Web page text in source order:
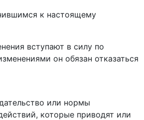
к настоящему
вступают в силу по
он обязан отказаться
или нормы
которые приводят или